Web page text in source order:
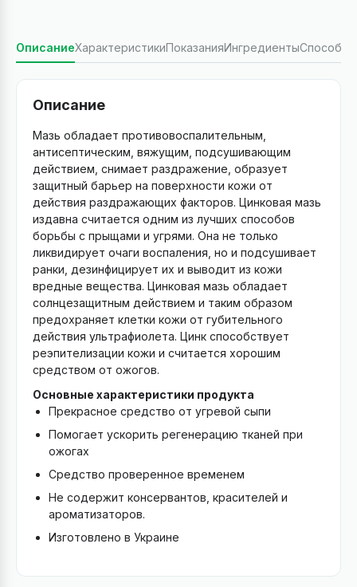
ОписаниеХарактеристикиПоказанияИнгредиентыСпособ
Описание
Мазь обладает противовоспалительным,
антисептическим, вяжущим, подсушивающим
действием, снимает раздражение, образует
защитный барьер на поверхности кожи от
действия раздражающих факторов. Цинковая мазь
издавна считается одним из лучших способов
борьбы с прыщами и угрями. Она не только
ликвидирует очаги воспаления, но и подсушивает
ранки, дезинфицирует их и выводит из кожи
вредные вещества. Цинковая мазь обладает
солнцезащитным действием и таким образом
предохраняет клетки кожи от губительного
действия ультрафиолета. Цинк способствует
реэпителизации кожи и считается хорошим
средством от ожогов.
Основные характеристики продукта
Прекрасное средство от угревой сыпи
Помогает ускорить регенерацию тканей при
ожогах
Средство проверенное временем
Не содержит консервантов, красителей и
ароматизаторов.
Изготовлено в Украине